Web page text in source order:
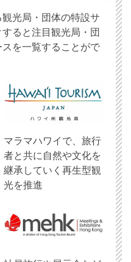
光局・団体の特設サ
ると注目観光局・団
を一覧することがで
マラマハワイで、旅行
者と共に自然や文化を
継承していく再生型観
光を推進